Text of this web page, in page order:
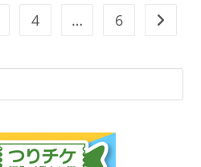
4 … 6 次のペ